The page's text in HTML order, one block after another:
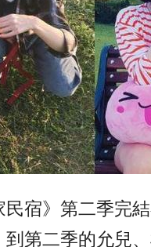
宿》第二季完
第二季的允兒